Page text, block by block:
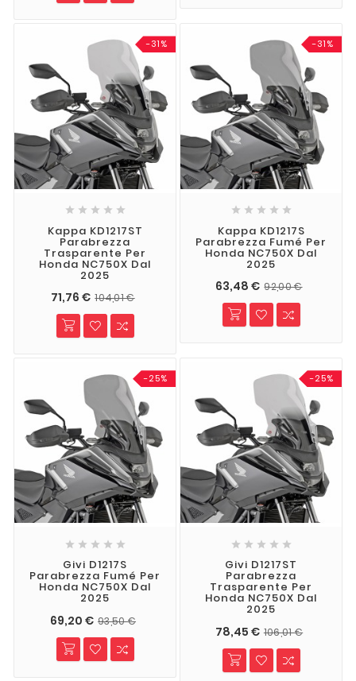
-31%
    
Kappa KD1217ST
Parabrezza
Trasparente Per
Honda NC750X Dal
2025
71,76 € 104,01 €
-31%
    
Kappa KD1217S
Parabrezza Fumé Per
Honda NC750X Dal
2025
63,48 € 92,00 €
-25%
    
Givi D1217S
Parabrezza Fumé Per
Honda NC750X Dal
2025
69,20 € 93,50 €
-25%
    
Givi D1217ST
Parabrezza
Trasparente Per
Honda NC750X Dal
2025
78,45 € 106,01 €